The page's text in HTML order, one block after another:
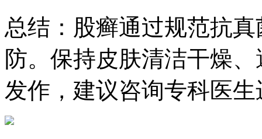
总结：股癣通过规范抗
防。保持皮肤清洁干燥
发作，建议咨询专科医